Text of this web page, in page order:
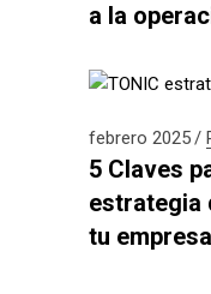
a la
febrero 2025
5 Claves
estrategia
tu empresa